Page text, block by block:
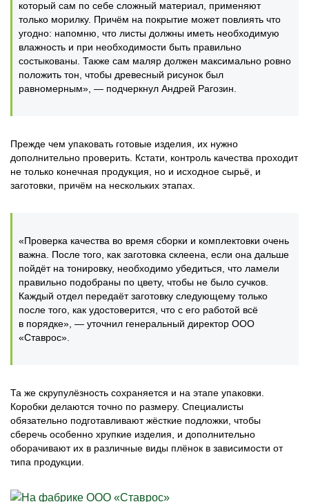
который сам по себе сложный материал, применяют
только морилку. Причём на покрытие может повлиять что
угодно: напомню, что листы должны иметь необходимую
влажность и при необходимости быть правильно
состыкованы. Также сам маляр должен максимально ровно
положить тон, чтобы древесный рисунок был
равномерным», — подчеркнул Андрей Рагозин.
Прежде чем упаковать готовые изделия, их нужно
дополнительно проверить. Кстати, контроль качества проходит
не только конечная продукция, но и исходное сырьё, и
заготовки, причём на нескольких этапах.
«Проверка качества во время сборки и комплектовки очень
важна. После того, как заготовка склеена, если она дальше
пойдёт на тонировку, необходимо убедиться, что ламели
правильно подобраны по цвету, чтобы не было сучков.
Каждый отдел передаёт заготовку следующему только
после того, как удостоверится, что с его работой всё
в порядке», — уточнил генеральный директор ООО
«Ставрос».
Та же скрупулёзность сохраняется и на этапе упаковки.
Коробки делаются точно по размеру. Специалисты
обязательно подготавливают жёсткие подложки, чтобы
сберечь особенно хрупкие изделия, и дополнительно
оборачивают их в различные виды плёнок в зависимости от
типа продукции.